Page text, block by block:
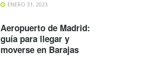
ENERO 31, 2023
Aeropuerto de Madrid:
guía para llegar y
moverse en Barajas